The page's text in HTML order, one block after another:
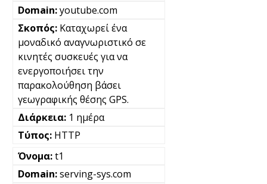
youtube.com
Καταχωρεί ένα
μοναδικό αναγνωριστικό σε
κινητές συσκευές για να
ενεργοποιήσει την
παρακολούθηση βάσει
γεωγραφικής θέσης GPS.
1 ημέρα
HTTP
t1
serving-sys.com